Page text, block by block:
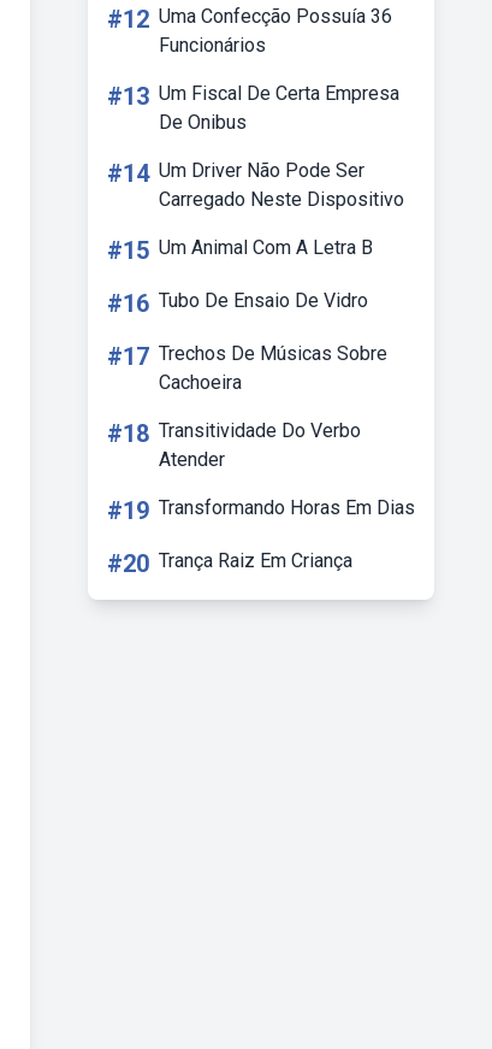
#12 Uma Confecção Possuía 36
Funcionários
#13 Um Fiscal De Certa Empresa
De Onibus
#14 Um Driver Não Pode Ser
Carregado Neste Dispositivo
#15 Um Animal Com A Letra B
#16 Tubo De Ensaio De Vidro
#17 Trechos De Músicas Sobre
Cachoeira
#18 Transitividade Do Verbo
Atender
#19 Transformando Horas Em Dias
#20 Trança Raiz Em Criança